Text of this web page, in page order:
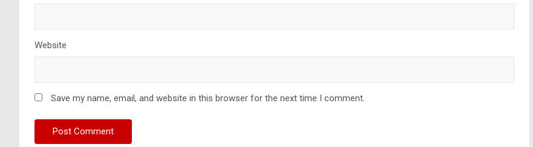
Website
Save my name, email, and website in this browser for the next time I comment.